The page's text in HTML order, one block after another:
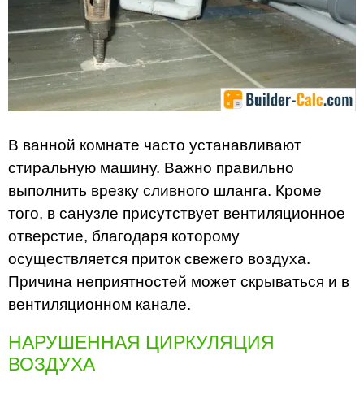
В ванной комнате часто устанавливают
стиральную машину. Важно правильно
выполнить врезку сливного шланга. Кроме
того, в санузле присутствует вентиляционное
отверстие, благодаря которому
осуществляется приток свежего воздуха.
Причина неприятностей может скрываться и в
вентиляционном канале.
НАРУШЕННАЯ ЦИРКУЛЯЦИЯ
ВОЗДУХА